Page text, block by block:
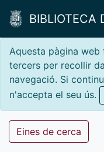
BIBLIOTECA
Aquesta pàgina web
tercers per recollir
navegació. Si
n'accepta el seu ús.
Eines de cerca